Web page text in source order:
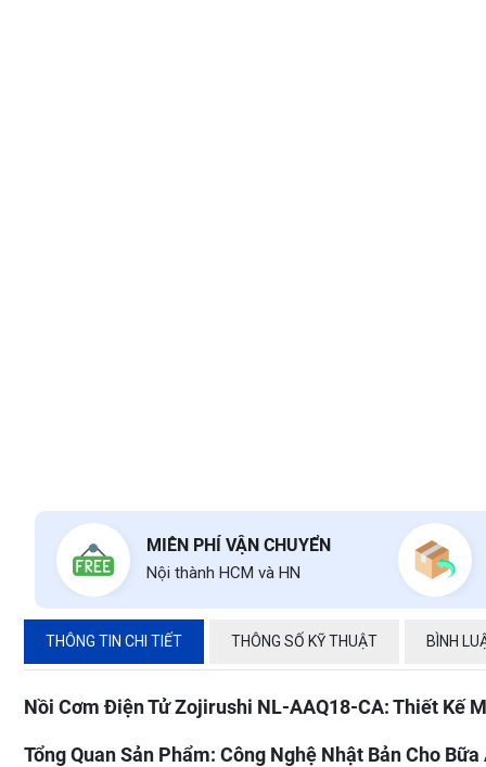
MIỄN PHÍ VẬN CHUYỂN
Nội thành HCM và HN
THÔNG TIN CHI TIẾT THÔNG SỐ KỸ THUẬT BÌNH
Nồi Cơm Điện Tử Zojirushi NL-AAQ18-CA: Thiết Kế
Tổng Quan Sản Phẩm: Công Nghệ Nhật Bản Cho